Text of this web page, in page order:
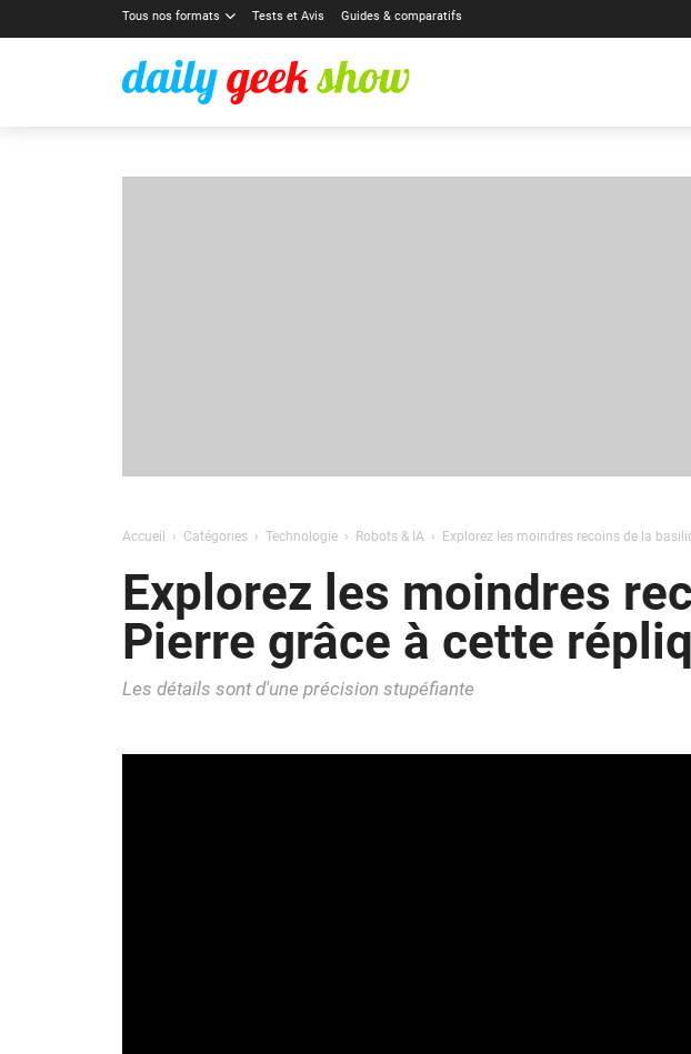
Tous nos formats Tests et Avis Guides & comparatifs
Accueil Catégories Technologie Robots & IA Explorez les moindres recoins de la
Explorez les moindres
Pierre grâce à cette
Les détails sont d'une précision stupéfiante